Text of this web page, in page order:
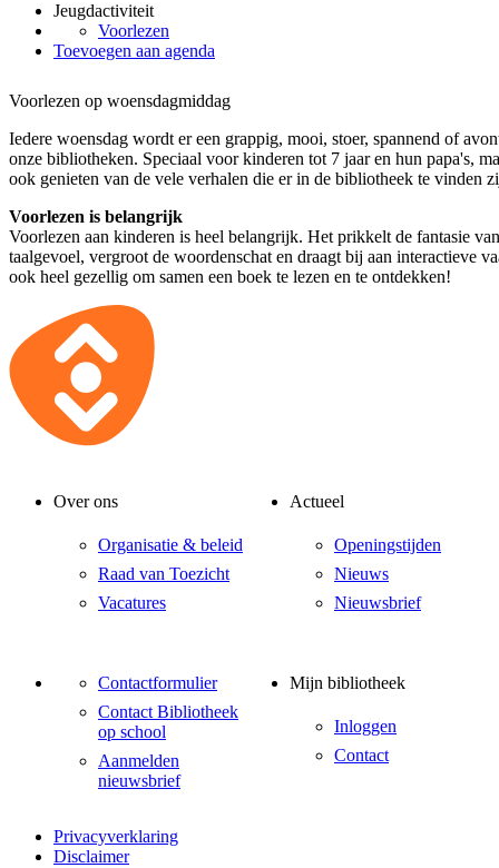
Jeugdactiviteit
Voorlezen
Toevoegen aan agenda
Voorlezen op woensdagmiddag
Iedere woensdag wordt er een grappig, mooi, stoer, spannend of
onze bibliotheken. Speciaal voor kinderen tot 7 jaar en hun papa's,
ook genieten van de vele verhalen die er in de bibliotheek te vinden
Voorlezen is belangrijk
Voorlezen aan kinderen is heel belangrijk. Het prikkelt de fantasie
taalgevoel, vergroot de woordenschat en draagt bij aan interactieve
ook heel gezellig om samen een boek te lezen en te ontdekken!
Over ons
Organisatie & beleid
Raad van Toezicht
Vacatures
Actueel
Openingstijden
Nieuws
Nieuwsbrief
Contactformulier
Contact Bibliotheek
op school
Aanmelden
nieuwsbrief
Mijn bibliotheek
Inloggen
Contact
Privacyverklaring
Disclaimer